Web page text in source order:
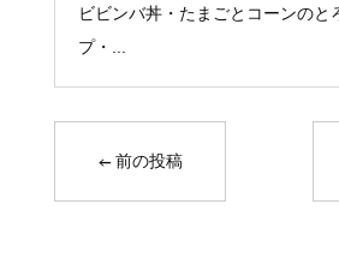
ビビンバ丼・たまごとコーンのと
プ・...
←前の投稿